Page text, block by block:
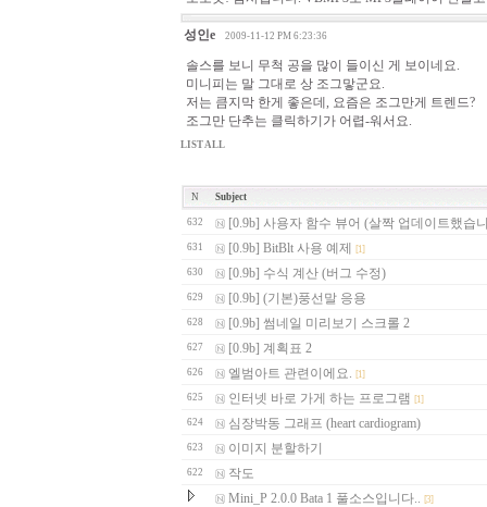
성인e 2009-11-12 PM 6:23:36
솔스를 보니 무척 공을 많이 들이신 게 보이네요.
미니피는 말 그대로 상 조그맣군요.
저는 큼지막 한게 좋은데, 요즘은 조그만게 트렌드?
조그만 단추는 클릭하기가 어렵-워서요.
LIST ALL
N Subject
632 [0.9b] 사용자 함수 뷰어 (살짝 업데이트했습
631 [0.9b] BitBlt 사용 예제 [1]
630 [0.9b] 수식 계산 (버그 수정)
629 [0.9b] (기본)풍선말 응용
628 [0.9b] 썸네일 미리보기 스크롤 2
627 [0.9b] 계획표 2
626 엘범아트 관련이에요. [1]
625 인터넷 바로 가게 하는 프로그램 [1]
624 심장박동 그래프 (heart cardiogram)
623 이미지 분할하기
622
작도
Mini_P 2.0.0 Bata 1 풀소스입니다.. [3]